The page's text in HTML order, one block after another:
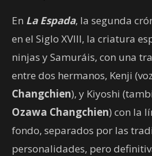
En La Espada, la segunda
en el Siglo XVIII, la criatura
ninjas y Samuráis, con una
entre dos hermanos, Kenji
Changchien), y Kiyoshi
Ozawa Changchien) con la
fondo, separados por las
personalidades, pero